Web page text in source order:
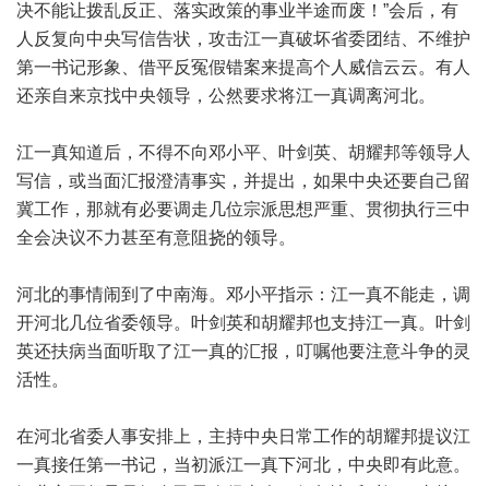
决不能让拨乱反正、落实政策的事业半途而废！”会后，有
人反复向中央写信告状，攻击江一真破坏省委团结、不维护
第一书记形象、借平反冤假错案来提高个人威信云云。有人
还亲自来京找中央领导，公然要求将江一真调离河北。
江一真知道后，不得不向邓小平、叶剑英、胡耀邦等领导人
写信，或当面汇报澄清事实，并提出，如果中央还要自己留
冀工作，那就有必要调走几位宗派思想严重、贯彻执行三中
全会决议不力甚至有意阻挠的领导。
河北的事情闹到了中南海。邓小平指示：江一真不能走，调
开河北几位省委领导。叶剑英和胡耀邦也支持江一真。叶剑
英还扶病当面听取了江一真的汇报，叮嘱他要注意斗争的灵
活性。
在河北省委人事安排上，主持中央日常工作的胡耀邦提议江
一真接任第一书记，当初派江一真下河北，中央即有此意。